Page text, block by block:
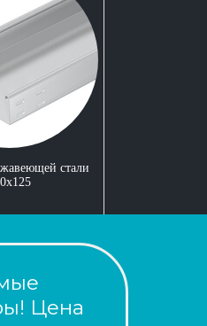
стали
Цена